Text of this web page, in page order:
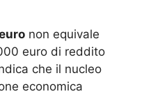
non equivale
euro di reddito
che il nucleo
economica